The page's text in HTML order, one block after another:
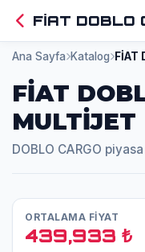
FİAT DOBLO
Ana Sayfa Katalog FİAT
FİAT
MULTİJET
DOBLO CARGO
ORTALAMA FİYAT
439,933 ₺